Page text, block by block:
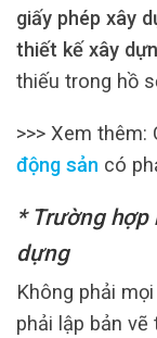
giấy phép xây
thiết kế xây
thiếu trong hồ
>>> Xem
động sản có
* Trường hợp
dựng
Không phải
phải lập bản